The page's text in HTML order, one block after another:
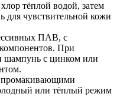
тёплой водой, затем
для чувствительной кожи
ПАВ, с
При
шампунь с цинком или
или тёплый режим